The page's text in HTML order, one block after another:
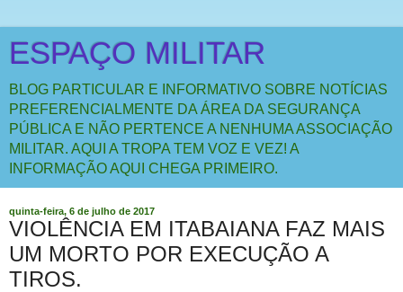
ESPAÇO MILITAR
BLOG PARTICULAR E INFORMATIVO SOBRE NOTÍCIAS
PREFERENCIALMENTE DA ÁREA DA SEGURANÇA
PÚBLICA E NÃO PERTENCE A NENHUMA ASSOCIAÇÃO
MILITAR. AQUI A TROPA TEM VOZ E VEZ! A
INFORMAÇÃO AQUI CHEGA PRIMEIRO.
quinta-feira, 6 de julho de 2017
VIOLÊNCIA EM ITABAIANA FAZ MAIS
UM MORTO POR EXECUÇÃO A
TIROS.